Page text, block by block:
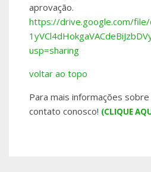
aprovação.
https://drive.google.com/
usp=sharing
voltar ao topo
Para mais informações
contato conosco! (CLIQUE